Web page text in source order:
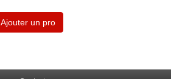
Ajouter un pro